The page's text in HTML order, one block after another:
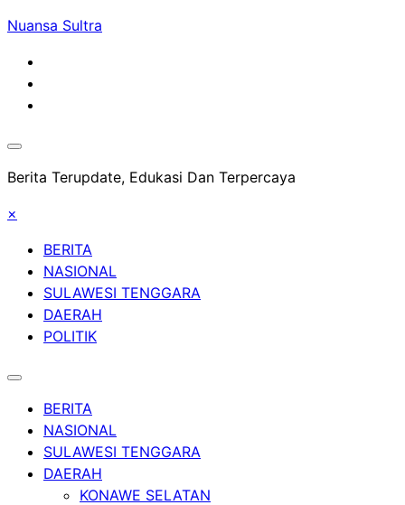
Skip
content
Nuansa Sultra
Berita Terupdate, Edukasi Dan Terpercaya
×
BERITA
NASIONAL
SULAWESI TENGGARA
DAERAH
POLITIK
BERITA
NASIONAL
SULAWESI TENGGARA
DAERAH
KONAWE SELATAN